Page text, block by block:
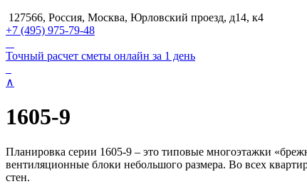
127566, Россия, Москва, Юрловский проезд, д14, к4
+7 (495) 975-79-48
Точный расчет сметы онлайн за 1 день
∧
1605-9
Планировка серии 1605-9 – это типовые многоэтажки
вентиляционные блоки небольшого размера. Во всех
стен.